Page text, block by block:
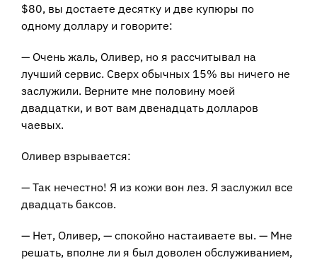
$80, вы достаете десятку и две купюры по
одному доллару и говорите:
— Очень жаль, Оливер, но я рассчитывал на
лучший сервис. Сверх обычных 15% вы ничего не
заслужили. Верните мне половину моей
двадцатки, и вот вам двенадцать долларов
чаевых.
Оливер взрывается:
— Так нечестно! Я из кожи вон лез. Я заслужил все
двадцать баксов.
— Нет, Оливер, — спокойно настаиваете вы. — Мне
решать, вполне ли я был доволен обслуживанием,